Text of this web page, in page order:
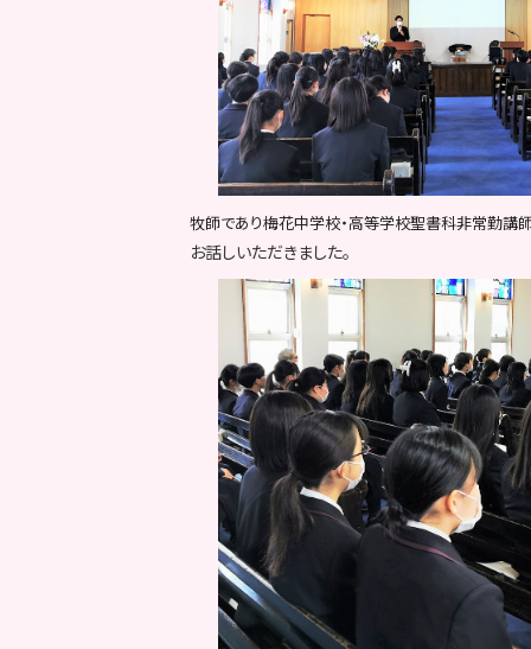
牧師であり梅花中学校・高等学校聖書科非常勤講
お話しいただきました。